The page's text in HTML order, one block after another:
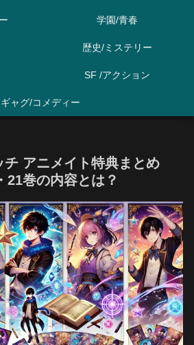
学園/青春
歴史/ミステリー
SF /アクション
ギャグ/コメディー
チ アニメイト特典まとめ
21巻の内容とは？